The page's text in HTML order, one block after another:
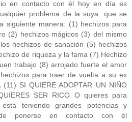
en contacto con él hoy en día es
problema de la suya. que se
siguiente manera: (1) hechizos para
(2) hechizos mágicos (3) del mismo
hechizos de sanación (5) hechizos
de riqueza y la fama (7) Hechizo
trabajo (8) arrojado fuerte el amor
para traer de vuelta a su ex
SI QUIERE ADOPTAR UN NIÑO
SER RICO O quieres para
teniendo grandes potencias y
ponerse en contacto con él